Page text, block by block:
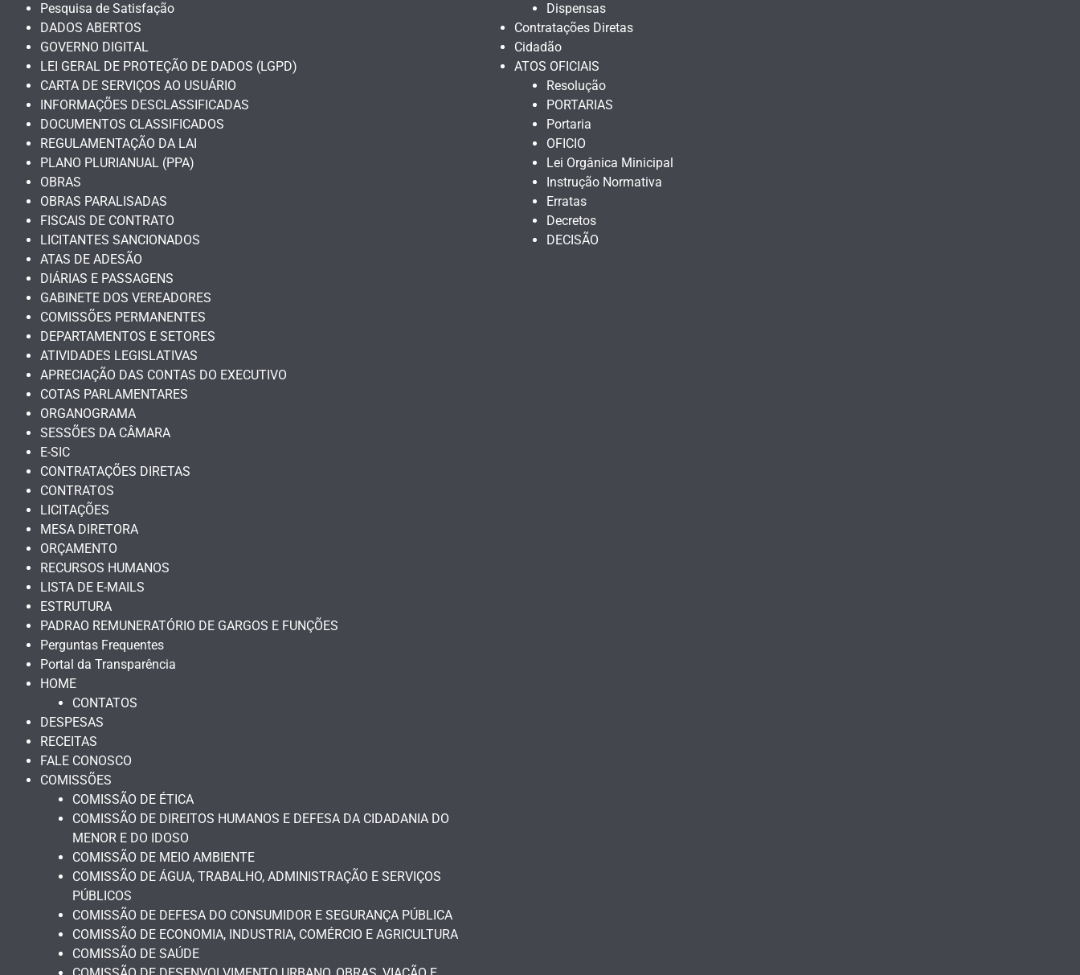
Pesquisa de Satisfação
DADOS ABERTOS
GOVERNO DIGITAL
LEI GERAL DE PROTEÇÃO DE DADOS (LGPD)
CARTA DE SERVIÇOS AO USUÁRIO
INFORMAÇÕES DESCLASSIFICADAS
DOCUMENTOS CLASSIFICADOS
REGULAMENTAÇÃO DA LAI
PLANO PLURIANUAL (PPA)
OBRAS
OBRAS PARALISADAS
FISCAIS DE CONTRATO
LICITANTES SANCIONADOS
ATAS DE ADESÃO
DIÁRIAS E PASSAGENS
GABINETE DOS VEREADORES
COMISSÕES PERMANENTES
DEPARTAMENTOS E SETORES
ATIVIDADES LEGISLATIVAS
APRECIAÇÃO DAS CONTAS DO EXECUTIVO
COTAS PARLAMENTARES
ORGANOGRAMA
SESSÕES DA CÂMARA
E-SIC
CONTRATAÇÕES DIRETAS
CONTRATOS
LICITAÇÕES
MESA DIRETORA
ORÇAMENTO
RECURSOS HUMANOS
LISTA DE E-MAILS
ESTRUTURA
PADRAO REMUNERATÓRIO DE GARGOS E FUNÇÕES
Perguntas Frequentes
Portal da Transparência
HOME
CONTATOS
DESPESAS
RECEITAS
FALE CONOSCO
COMISSÕES
COMISSÃO DE ÉTICA
COMISSÃO DE DIREITOS HUMANOS E DEFESA DA CIDADANIA DO
MENOR E DO IDOSO
COMISSÃO DE MEIO AMBIENTE
COMISSÃO DE ÁGUA, TRABALHO, ADMINISTRAÇÃO E SERVIÇOS
PÚBLICOS
COMISSÃO DE DEFESA DO CONSUMIDOR E SEGURANÇA PÚBLICA
COMISSÃO DE ECONOMIA, INDUSTRIA, COMÉRCIO E AGRICULTURA
COMISSÃO DE SAÚDE
Dispensas
Contratações Diretas
Cidadão
ATOS OFICIAIS
Resolução
PORTARIAS
Portaria
OFICIO
Lei Orgânica Minicipal
Instrução Normativa
Erratas
Decretos
DECISÃO